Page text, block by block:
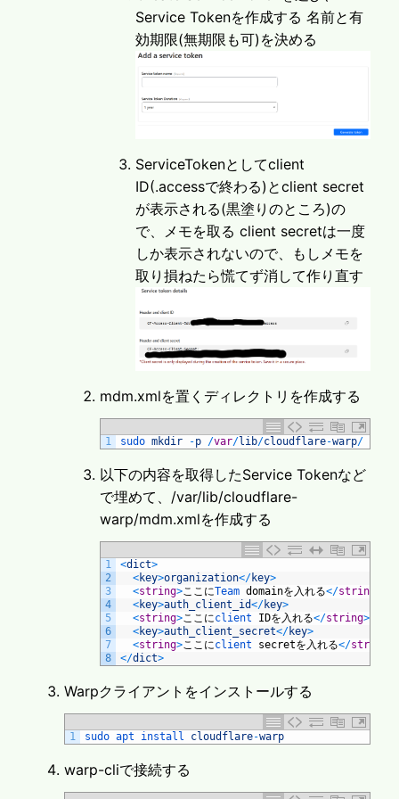
Service Tokenを作成する 名前と有
効期限(無期限も可)を決める
ServiceTokenとしてclient
ID(.accessで終わる)とclient secret
が表示される(黒塗りのところ)の
で、メモを取る client secretは一度
しか表示されないので、もしメモを
取り損ねたら慌てず消して作り直す
mdm.xmlを置くディレクトリを作成する
1 sudo mkdir -p /var/lib/cloudflare-warp/
以下の内容を取得したService Tokenなど
で埋めて、/var/lib/cloudflare-
warp/mdm.xmlを作成する
1
2
3
4
5
6
7
8
<dict>
<key>organization</key>
<string>ここにTeam domainを入れる</string
<key>auth_client_id</key>
<string>ここにclient IDを入れる</string>
<key>auth_client_secret</key>
<string>ここにclient secretを入れる</string
</dict>
Warpクライアントをインストールする
1 sudo apt install cloudflare-warp
warp-cliで接続する